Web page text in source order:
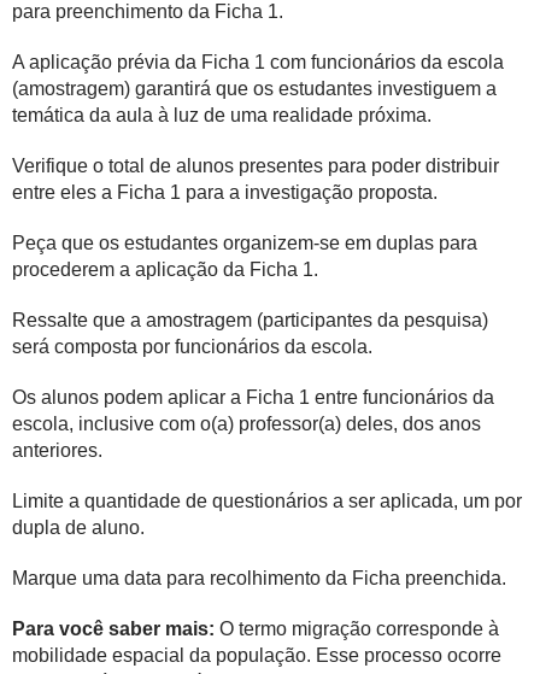
para preenchimento da Ficha 1.
A aplicação prévia da Ficha 1 com funcionários da escola
(amostragem) garantirá que os estudantes investiguem a
temática da aula à luz de uma realidade próxima.
Verifique o total de alunos presentes para poder distribuir
entre eles a Ficha 1 para a investigação proposta.
Peça que os estudantes organizem-se em duplas para
procederem a aplicação da Ficha 1.
Ressalte que a amostragem (participantes da pesquisa)
será composta por funcionários da escola.
Os alunos podem aplicar a Ficha 1 entre funcionários da
escola, inclusive com o(a) professor(a) deles, dos anos
anteriores.
Limite a quantidade de questionários a ser aplicada, um por
dupla de aluno.
Marque uma data para recolhimento da Ficha preenchida.
Para você saber mais: O termo migração corresponde à
mobilidade espacial da população. Esse processo ocorre